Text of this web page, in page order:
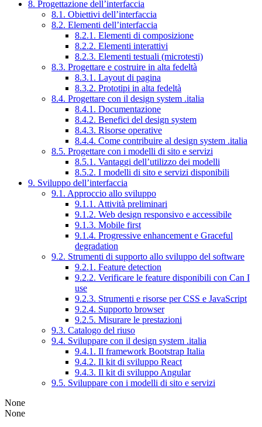
8. Progettazione dell’interfaccia
8.1. Obiettivi dell’interfaccia
8.2. Elementi dell’interfaccia
8.2.1. Elementi di composizione
8.2.2. Elementi interattivi
8.2.3. Elementi testuali (microtesti)
8.3. Progettare e costruire in alta fedeltà
8.3.1. Layout di pagina
8.3.2. Prototipi in alta fedeltà
8.4. Progettare con il design system .italia
8.4.1. Documentazione
8.4.2. Benefici del design system
8.4.3. Risorse operative
8.4.4. Come contribuire al design system .italia
8.5. Progettare con i modelli di sito e servizi
8.5.1. Vantaggi dell’utilizzo dei modelli
8.5.2. I modelli di sito e servizi disponibili
9. Sviluppo dell’interfaccia
9.1. Approccio allo sviluppo
9.1.1. Attività preliminari
9.1.2. Web design responsivo e accessibile
9.1.3. Mobile first
9.1.4. Progressive enhancement e Graceful
degradation
9.2. Strumenti di supporto allo sviluppo del software
9.2.1. Feature detection
9.2.2. Verificare le feature disponibili con Can I
use
9.2.3. Strumenti e risorse per CSS e JavaScript
9.2.4. Supporto browser
9.2.5. Misurare le prestazioni
9.3. Catalogo del riuso
9.4. Sviluppare con il design system .italia
9.4.1. Il framework Bootstrap Italia
9.4.2. Il kit di sviluppo React
9.4.3. Il kit di sviluppo Angular
9.5. Sviluppare con i modelli di sito e servizi
None
None